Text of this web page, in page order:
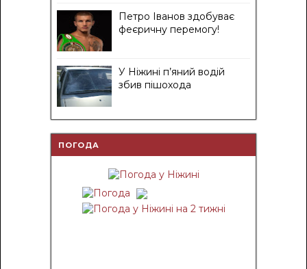
Петро Іванов здобуває
феєричну перемогу!
У Ніжині п’яний водій
збив пішохода
ПОГОДА